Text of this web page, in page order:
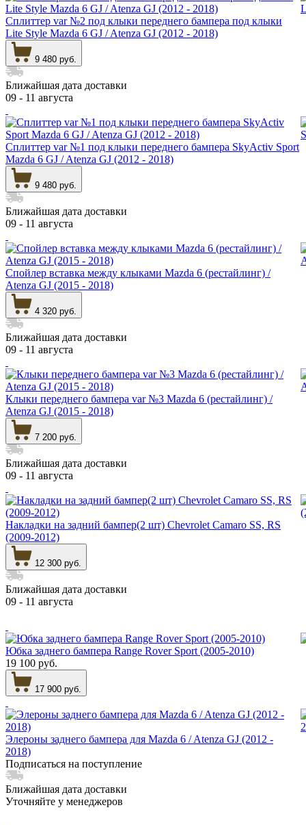
Сплиттер var №2 под клыки переднего бампера под клыки
Lite Style Mazda 6 GJ / Atenza GJ (2012 - 2018)
9 480 руб.
Ближайшая дата доставки
09 - 11 августа
Сплиттер var №1 под клыки переднего бампера SkyActiv Sport
Mazda 6 GJ / Atenza GJ (2012 - 2018)
9 480 руб.
Ближайшая дата доставки
09 - 11 августа
Спойлер вставка между клыками Mazda 6 (рестайлинг) /
Atenza GJ (2015 - 2018)
4 320 руб.
Ближайшая дата доставки
09 - 11 августа
Клыки переднего бампера var №3 Mazda 6 (рестайлинг) /
Atenza GJ (2015 - 2018)
7 200 руб.
Ближайшая дата доставки
09 - 11 августа
Накладки на задний бампер(2 шт) Chevrolet Camaro SS, RS
(2009-2012)
12 300 руб.
Ближайшая дата доставки
09 - 11 августа
Юбка заднего бампера Range Rover Sport (2005-2010)
19 100 руб.
17 900 руб.
Элероны заднего бампера для Mazda 6 / Atenza GJ (2012 -
2018)
Подписаться на поступление
Ближайшая дата доставки
Уточняйте у менеджеров